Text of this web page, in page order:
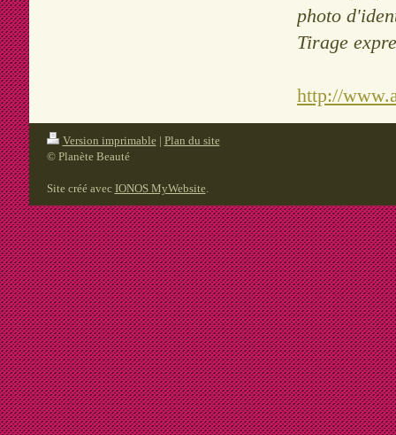
photo
Tirage
http://
Version imprimable | Plan du site
© Planète Beauté
Site créé avec IONOS MyWebsite.